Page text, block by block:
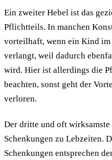
Ein zweiter Hebel ist das
Pflichtteils. In manchen
vorteilhaft, wenn ein Kind
verlangt, weil dadurch
wird. Hier ist allerdings die
beachten, sonst geht der
verloren.
Der dritte und oft
Schenkungen zu Lebzeiten.
Schenkungen entsprechen